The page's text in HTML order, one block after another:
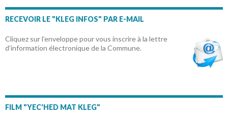
RECEVOIR LE "KLEG INFOS" PAR E-MAIL
Cliquez sur l’enveloppe pour vous inscrire à la lettre
d’information électronique de la Commune.
FILM "YEC'HED MAT KLEG"